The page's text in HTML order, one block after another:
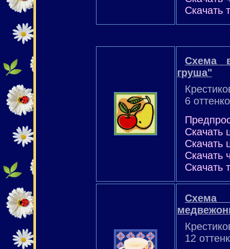
Скачать
Схема
груша"
6
Скачать
Скачать
Скачать
Скачать
Схема
12